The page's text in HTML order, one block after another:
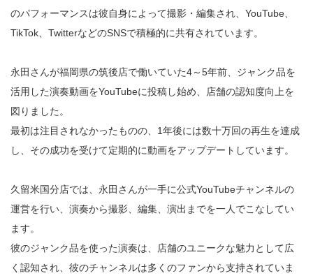
のパフォーマンスは彼自身によって撮影・編集され、YouTube、
TikTok、TwitterなどのSNSで積極的に共有されています。
永田さんが福岡県の筑後店で働いていた4～5年前、ジャンク品を
活用した演奏動画をYouTubeに投稿し始め、店舗の認知度向上を
図りました。
最初は注目されなかったものの、1年後には数十万回の再生を達成
し、その成功を受けて定期的に動画をアップデートしています。
久留米国分店では、永田さんが一手に公式YouTubeチャンネルの
運営を行い、演奏から撮影、編集、演出までを一人でこなしてい
ます。
彼のジャンク品を使った演奏は、店舗のユニークな魅力として広
く認知され、彼のチャンネルは多くのファンから支持されていま